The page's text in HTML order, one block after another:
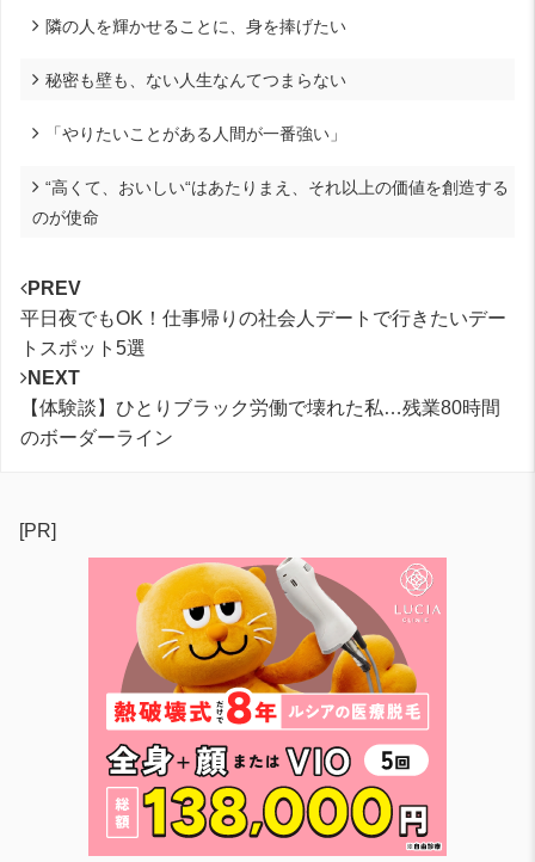
隣の人を輝かせることに、身を捧げたい
秘密も壁も、ない人生なんてつまらない
「やりたいことがある人間が一番強い」
“高くて、おいしい“はあたりまえ、それ以上の価値を創造する
のが使命
PREV
平日夜でもOK！仕事帰りの社会人デートで行きたいデー
トスポット5選
NEXT
【体験談】ひとりブラック労働で壊れた私…残業80時間
のボーダーライン
[PR]